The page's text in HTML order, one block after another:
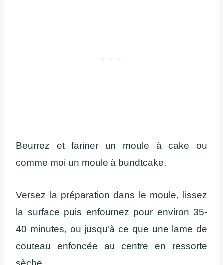
Beurrez et fariner un moule à cake ou
comme moi un moule à bundtcake.
Versez la préparation dans le moule, lissez
la surface puis enfournez pour environ 35-
40 minutes, ou jusqu’à ce que une lame de
couteau enfoncée au centre en ressorte
sèche.